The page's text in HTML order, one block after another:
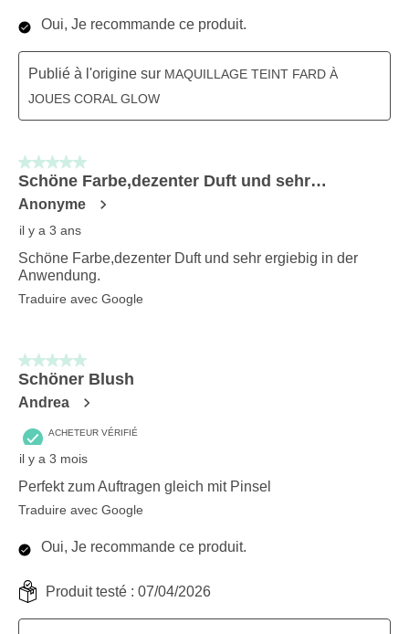
Oui, Je recommande ce produit.
Publié à l'origine sur MAQUILLAGE TEINT FARD À
JOUES CORAL GLOW
5 sur 5 étoiles.
Schöne Farbe,dezenter Duft und sehr…
Anonyme
il y a 3 ans
Schöne Farbe,dezenter Duft und sehr ergiebig in der
Anwendung.
Traduire avec Google
5 sur 5 étoiles.
Schöner Blush
Andrea
ACHETEUR VÉRIFIÉ
il y a 3 mois
Perfekt zum Auftragen gleich mit Pinsel
Traduire avec Google
Oui, Je recommande ce produit.
Produit testé : 07/04/2026